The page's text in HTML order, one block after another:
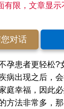
有限，文章显
对话
患者更轻松?
病出现之后，
庭幸福，因此
方法非常多，